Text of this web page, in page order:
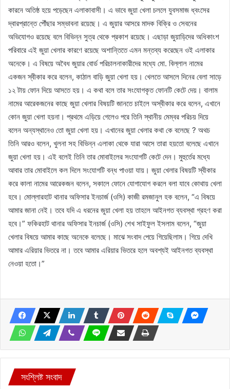
কারনে অতিষ্ঠ হয়ে পড়েছেন এলাকাবাসী। এ ভাবে জুয়া খেলা চললে যুবসমাজ ধ্বংসের
দ্বারপ্রান্তে পৌঁছার সম্ভাবনা রয়েছে। এ জুয়ার আসরে মাদক বিক্রি ও সেবনের
অভিযোগও রয়েছে বলে বিভিন্ন সুত্র থেকে প্রকাশ রয়েছে। এছাড়া জুয়াড়িদের অধিকাংশ
পরিবারে এই জুয়া খেলার কারণে রয়েছে অশান্তিতে এমন মন্তব্য করেছেন ওই এলাকার
অনেকে। এ বিষয়ে অবৈধ জুয়ার বোর্ড পরিচালনাকারীদের মধ্যে মো. বিল্লাল নামের
একজন স্বীকার করে বলেন, কাঠাল বাড়ি জুয়া খেলা হয়। খেলতে আসলে দিনের বেলা সাড়ে
১২ টায় ফোন দিয়ে আসতে হয়। এ কথা বলে তার সংযোগকৃত ফোনটি কেটে দেয়। বালাম
নামের আরেকজনের কাছে জুয়া খেলার বিষয়টি জানতে চাইলে অস্বীকার করে বলেন, এখানে
কোন জুয়া খেলা হয়না। প্রথমে এড়িয়ে গেলেও পরে তিনি স্থানীয় মেম্বর পরিচয় দিয়ে
বলেন অন্যস্থানেও তো জুয়া খেলা হয়। এখানের জুয়া খেলার কথা কে বলেছে ? অথচ
তিনি আরও বলেন, খুলনা সহ বিভিন্ন এলাকা থেকে যারা আসে তারা হয়তো বলেছে এখানে
জুয়া খেলা হয়। এই বলেই তিনি তার মোবাইলের সংযোগটি কেটে দেন। মুহুর্তের মধ্যে
আবার তার মোবাইলে কল দিলে সংযোগটি বন্ধ পাওয়া যায়। জুয়া খেলার বিষয়টি স্বীকার
করে কালা নামের আরেকজন বলেন, সকালে ফোনে যোগাযোগ করলে বলা যাবে কোথায় খেলা
হবে। মোল্লারহাট থানার অফিসার ইনচার্জ (ওসি) কাজী রমজানুল হক বলেন, “এ বিষয়ে
আমার জানা নেই। তবে যদি এ ধরনের জুয়া খেলা হয় তাহলে আইনগত ব্যবস্থা গ্রহণ করা
হবে।” ফকিরহাট থানার অফিসার ইনচার্জ (ওসি) শেখ সাইফুল ইসলাম বলেন, “জুয়া
খেলার বিষয়ে আমার কাছে অনেকে বলেছে। মাঝে সংবাদ পেয়ে গিয়েছিলাম। গিয়ে দেখি
আমার এরিয়ার ভিতরে না। তবে আমার এরিয়ার ভিতরে হলে অবশ্যই আইনগত ব্যবস্থা
নেওয়া হতো।”
সংশ্লিষ্ট সংবাদ